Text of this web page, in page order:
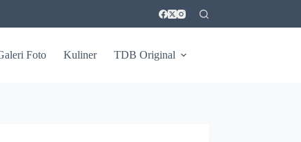
Foto Kuliner TDB Original